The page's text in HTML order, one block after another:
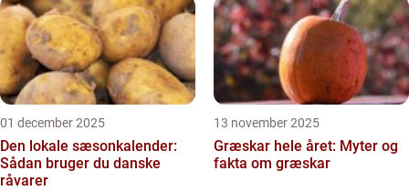
01 december 2025
Den lokale sæsonkalender:
Sådan bruger du danske
råvarer
13 november 2025
Græskar hele året: Myter og
fakta om græskar